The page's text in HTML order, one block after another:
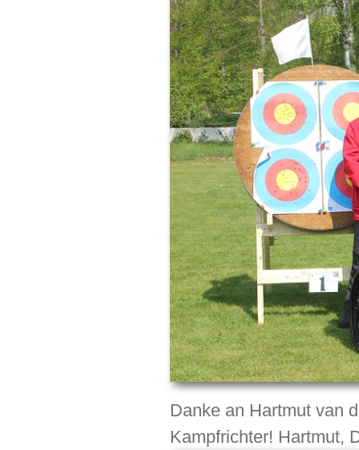
Danke an Hartmut van
Kampfrichter! Hartmut,